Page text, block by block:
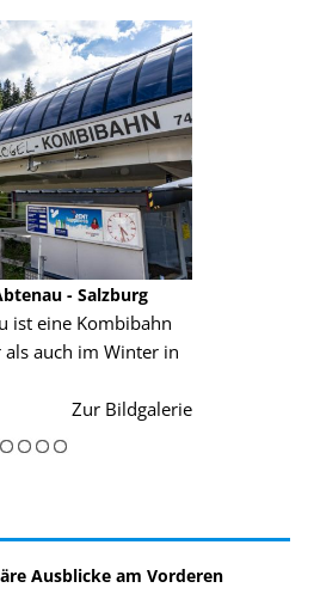
- Salzburg
ist eine Kombibahn
auch im Winter in
Zur Bildgalerie
Ausblicke am Vorderen